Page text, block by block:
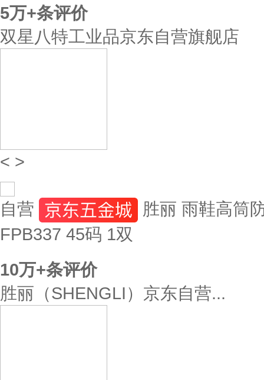
5万+条评价
双星八特工业品京东自营旗舰店
< >
自营
胜丽 雨鞋高筒
FPB337 45码 1双
10万+条评价
胜丽（SHENGLI）京东自营...